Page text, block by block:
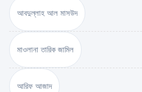
আবদুল্লাহ আল মাসউদ
মাওলানা তারিক জামিল
আরিফ আজাদ